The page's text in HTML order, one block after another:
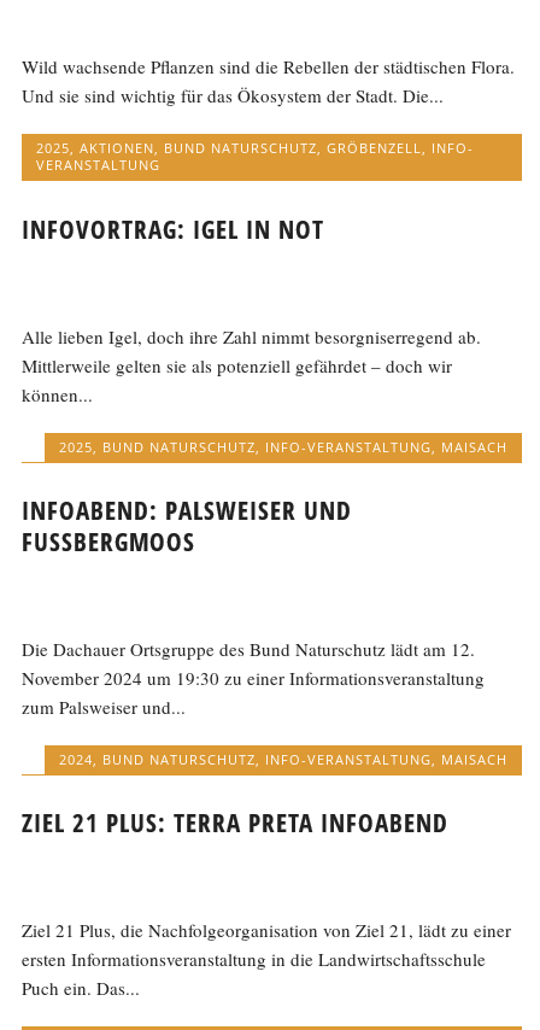
Wild wachsende Pflanzen sind die Rebellen der städtischen Flora.
Und sie sind wichtig für das Ökosystem der Stadt. Die...
2025,AKTIONEN, BUND NATURSCHUTZ,GRÖBENZELL, INFO-
VERANSTALTUNG
INFOVORTRAG: IGEL IN NOT
Alle lieben Igel, doch ihre Zahl nimmt besorgniserregend ab.
Mittlerweile gelten sie als potenziell gefährdet – doch wir
können...
2025 BUND NATURSCHUTZ INFO-VERANSTALTUNG MAISACH
INFOABEND: PALSWEISER UND
FUSSBERGMOOS
Die Dachauer Ortsgruppe des Bund Naturschutz lädt am 12.
November 2024 um 19:30 zu einer Informationsveranstaltung
zum Palsweiser und...
2024, BUND NATURSCHUTZ, INFO-VERANSTALTUNG, MAISACH
ZIEL 21 PLUS: TERRA PRETA INFOABEND
Ziel 21 Plus, die Nachfolgeorganisation von Ziel 21, lädt zu einer
ersten Informationsveranstaltung in die Landwirtschaftsschule
Puch ein. Das...